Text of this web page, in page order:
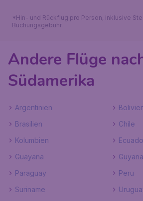
*Hin- und Rückflug pro Person, inklusive
Buchungsgebühr.
Andere Flüge
Südamerika
Argentinien
Brasilien
Chile
Kolumbien
Guayana
Guyana
Paraguay
Peru
Suriname